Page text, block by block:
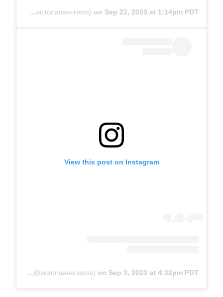
A post shared by ‎ ‎ ‎ ⠀victoria 🌙🦄🇷🇺 (@victoriaasecretss) on Sep 22, 2020 at 1:14pm PDT
View this post on Instagram
A post shared by ‎ ‎ ‎ ⠀victoria 🌙🦄🇷🇺 (@victoriaasecretss) on Sep 3, 2020 at 4:32pm PDT